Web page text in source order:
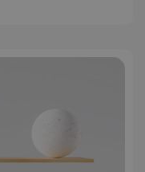
Microsoft Corporation